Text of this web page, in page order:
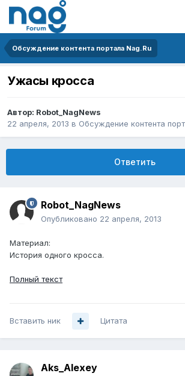
Обсуждение контента портала Nag.Ru
Ужасы кросса
Автор: Robot_NagNews
22 апреля, 2013 в Обсуждение контента
Ответить
Robot_NagNews
Опубликовано 22 апреля, 2013
Материал:
История одного кросса.
Полный текст
Вставить ник Цитата
Aks_Alexey